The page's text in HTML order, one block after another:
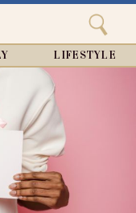
Search
LIFESTYLE